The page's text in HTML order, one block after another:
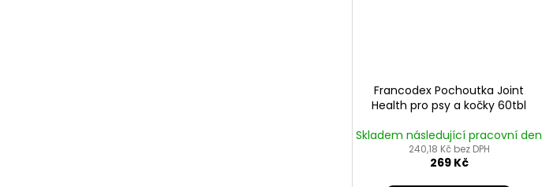
Francodex Pochoutka Joint
Health pro psy a kočky 60tbl
Skladem následující pracovní den
240,18 Kč bez DPH
269 Kč